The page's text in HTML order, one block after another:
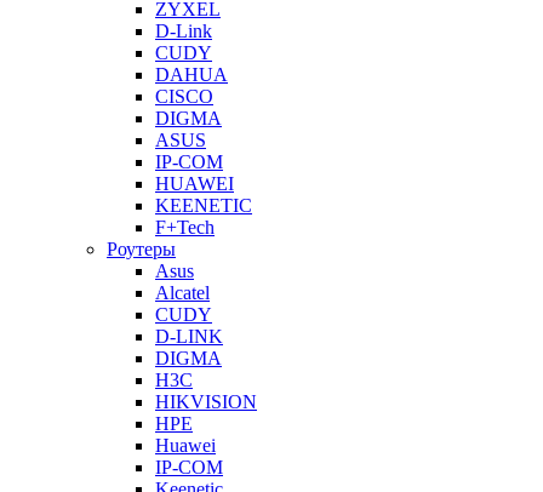
ZYXEL
D-Link
CUDY
DAHUA
CISCO
DIGMA
ASUS
IP-COM
HUAWEI
KEENETIC
F+Tech
Роутеры
Asus
Alcatel
CUDY
D-LINK
DIGMA
H3C
HIKVISION
HPE
Huawei
IP-COM